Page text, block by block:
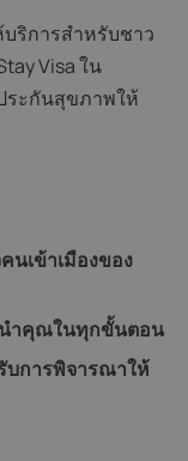
ริการสำหรับชาว
Visa ใน
ระกันสุขภาพให้
นเข้าเมืองของ
ำคุณในทุกขั้นตอน
บการพิจารณาให้